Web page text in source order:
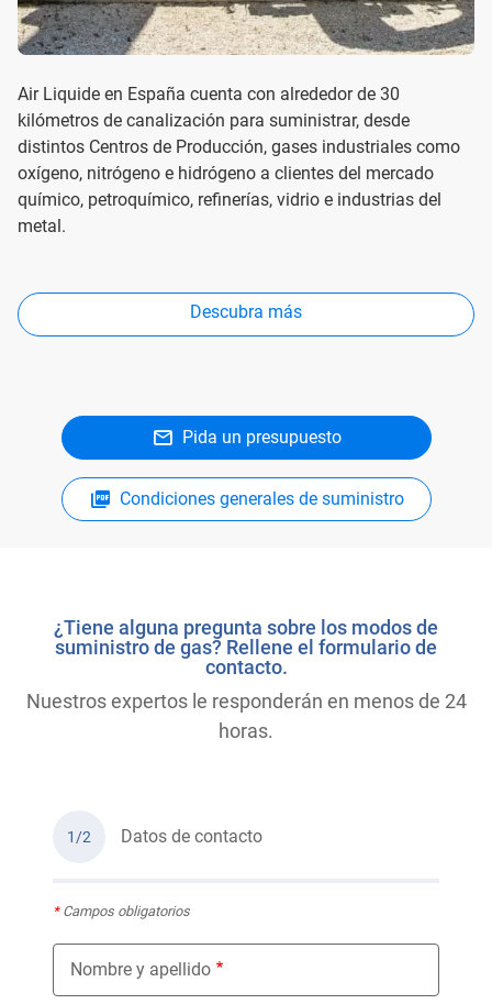
Air Liquide en España cuenta con alrededor de 30
kilómetros de canalización para suministrar, desde
distintos Centros de Producción, gases industriales como
oxígeno, nitrógeno e hidrógeno a clientes del mercado
químico, petroquímico, refinerías, vidrio e industrias del
metal.
Descubra más
Pida un presupuesto
Condiciones generales de suministro
¿Tiene alguna pregunta sobre los modos de
suministro de gas? Rellene el formulario de
contacto.
Nuestros expertos le responderán en menos de 24
horas.
1/2 Datos de contacto
*Campos obligatorios
Nombre y apellido